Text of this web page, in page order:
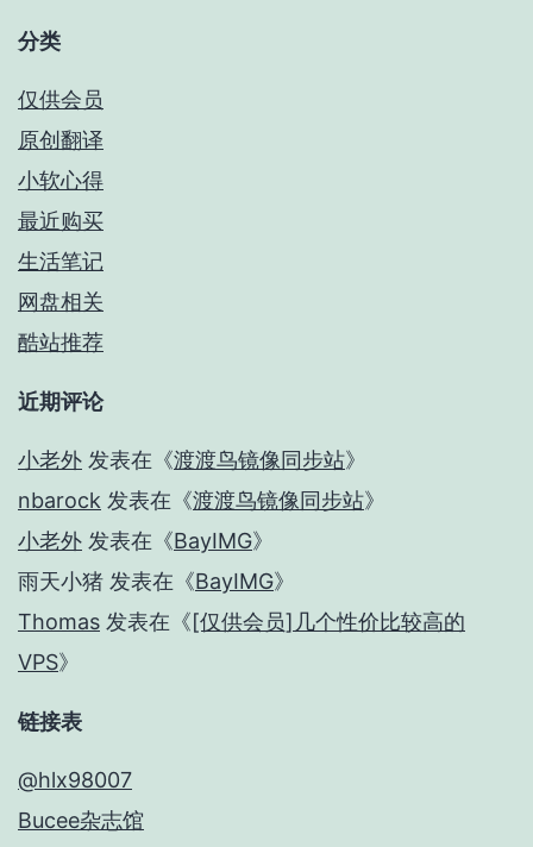
分类
仅供会员
原创翻译
小软心得
最近购买
生活笔记
网盘相关
酷站推荐
近期评论
小老外 发表在《渡渡鸟镜像同步站》
nbarock 发表在《渡渡鸟镜像同步站》
小老外 发表在《BayIMG》
雨天小猪 发表在《BayIMG》
Thomas 发表在《[仅供会员]几个性价比较高的
VPS》
链接表
@hlx98007
Bucee杂志馆